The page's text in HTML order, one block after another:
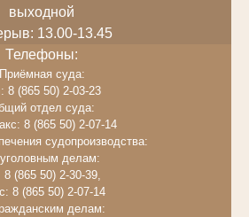
выходной
13.00-13.45
Телефоны:
Приёмная суда:
8 (865 50) 2-03-23
отдел суда:
8 (865 50) 2-07-14
судопроизводства:
делам:
8 (865 50) 2-30-39,
8 (865 50) 2-07-14
делам: